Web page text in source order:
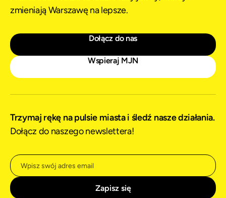
zmieniają Warszawę na lepsze.
Dołącz do nas
Wspieraj MJN
Trzymaj rękę na pulsie miasta i śledź nasze działania.
Dołącz do naszego newslettera!